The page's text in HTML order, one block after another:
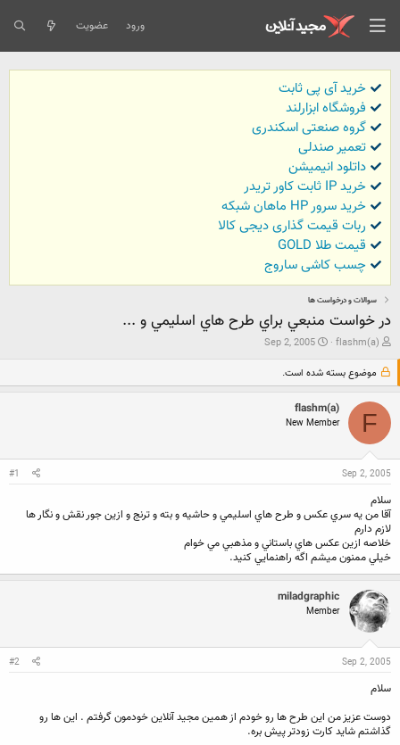
ورود عضویت
خرید آی پی ثابت
فروشگاه ابزارلند
گروه صنعتی اسکندری
تعمیر صندلی
داتلود انیمیشن
خرید IP ثابت کاور تریدر
خرید سرور HP ماهان شبکه
ربات قیمت گذاری دیجی کالا
قیمت طلا GOLD
چسب کاشی ساروج
سوالات و درخواست ها
در خواست منبعي براي طرح هاي اسليمي و ...
ش
ع
ن
م
و
و
ع
flashm(a)
ت
ر
ی
ش
ر
Sep 2, 2005
موضوع بسته شده است.
F
flashm(a)
New Member
Sep 2, 2005
#1
سلام
آقا من يه سري عكس و طرح هاي اسليمي و حاشيه و بته و ترنج و ازين جور نقش و نگار ها
لازم دارم
خلاصه ازين عكس هاي باستاني و مذهبي مي خوام
خيلي ممنون ميشم اگه راهنمايي كنيد.
miladgraphic
Member
Sep 2, 2005
#2
سلام
دوست عزيز من اين طرح ها رو خودم از همين مجيد آنلاين خودمون گرفتم . اين ها رو
گذاشتم شايد كارت زودتر پيش بره.